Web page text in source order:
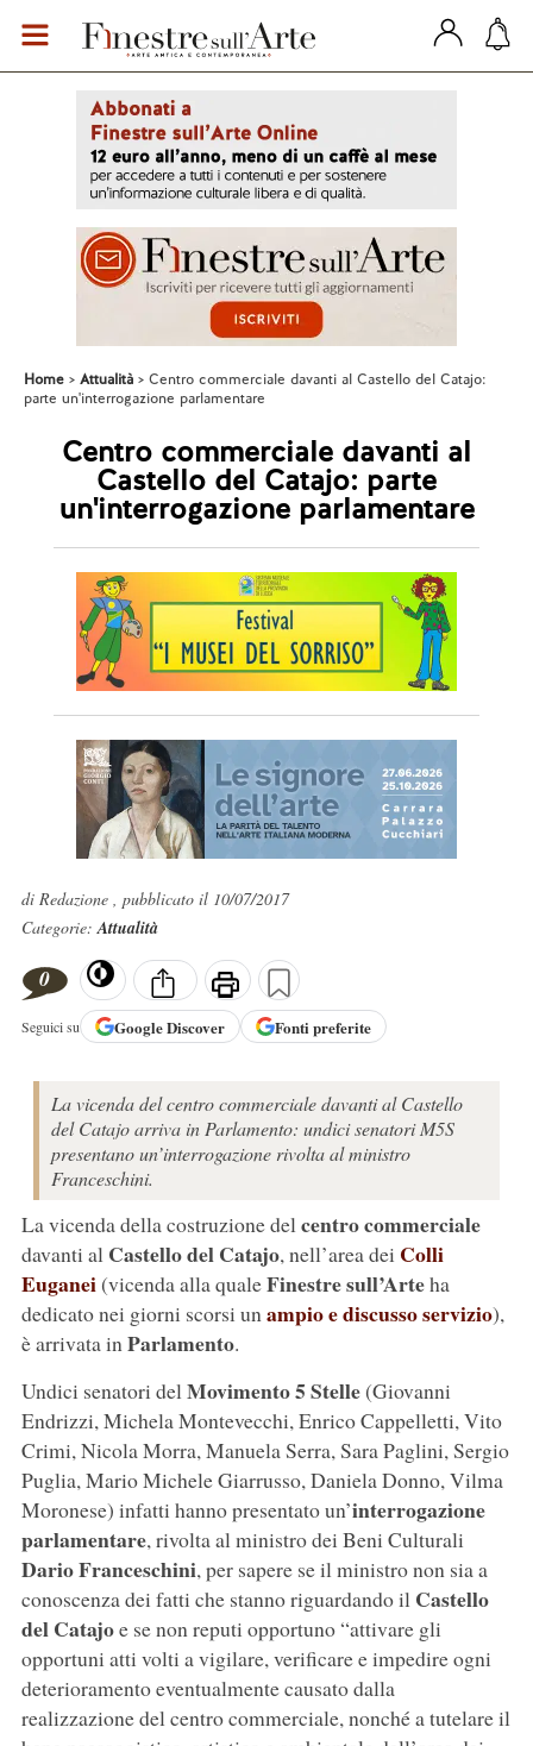
Home Attualità
Centro commerciale davanti al Castello del Catajo:
parte un'interrogazione parlamentare
Centro commerciale davanti al
Castello del Catajo: parte
un'interrogazione parlamentare
di Redazione , pubblicato il 10/07/2017
Categorie:Attualità
0
Seguici su GoogleDiscover Fonti preferite
La vicenda del centro commerciale davanti al Castello
del Catajo arriva in Parlamento: undici senatori M5S
presentano un’interrogazione rivolta al ministro
Franceschini.
La vicenda della costruzione delcentro commerciale
davanti al Castello del Catajo, nell’area dei Colli
Euganei(vicenda alla qualeFinestre sull’Arteha
dedicato nei giorni scorsi unampio e discusso servizio),
è arrivata inParlamento.
Undici senatori delMovimento 5 Stelle(Giovanni
Endrizzi, Michela Montevecchi, Enrico Cappelletti, Vito
Crimi, Nicola Morra, Manuela Serra, Sara Paglini, Sergio
Puglia, Mario Michele Giarrusso, Daniela Donno, Vilma
Moronese) infatti hanno presentato un’interrogazione
parlamentare, rivolta al ministro dei Beni Culturali
Dario Franceschini, per sapere se il ministro non sia a
conoscenza dei fatti che stanno riguardando il Castello
del Catajoe se non reputi opportuno “attivare gli
opportuni atti volti a vigilare, verificare e impedire ogni
deterioramento eventualmente causato dalla
realizzazione del centro commerciale, nonché a tutelare il